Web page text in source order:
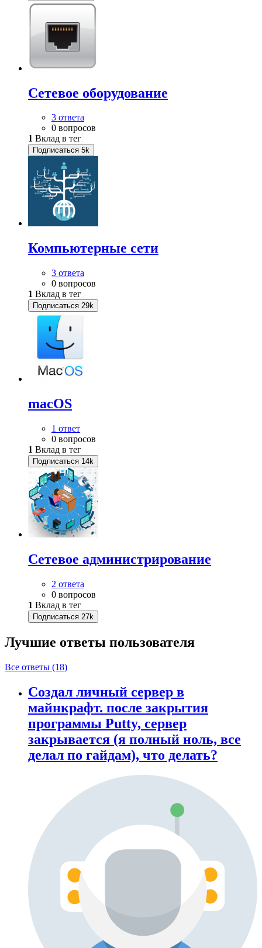
Сетевое оборудование
3 ответа
0 вопросов
1 Вклад в тег
Подписаться 5k
Компьютерные сети
3 ответа
0 вопросов
1 Вклад в тег
Подписаться 29k
macOS
1 ответ
0 вопросов
1 Вклад в тег
Подписаться 14k
Сетевое администрирование
2 ответа
0 вопросов
1 Вклад в тег
Подписаться 27k
Лучшие ответы пользователя
Все ответы (18)
Создал личный сервер в
майнкрафт. после закрытия
программы Putty, сервер
закрывается (я полный ноль, все
делал по гайдам), что делать?